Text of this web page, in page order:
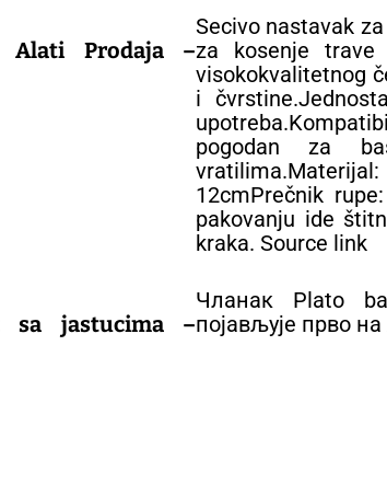
Prodaja –
Secivo nastavak
za kosenje trave
visokokvalitetnog
i
pogodan za
12cmPrečnik
pakovanju ide
kraka. Source link
sa jastucima –
Чланак Plato
појављује прво